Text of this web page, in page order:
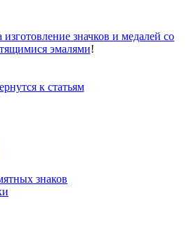
изготовление значков и медалей со
эмалями!
к статьям
знаков